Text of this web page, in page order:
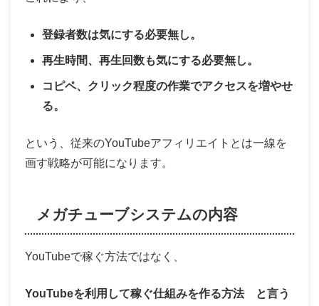
登録者数は気にする必要無し。
再生時間、再生回数も気にする必要無し。
コピペ、クリック程度の作業でアクセスを増やせ
る。
という、従来のYouTubeアフィリエイトとは一線を
画す戦略が可能になります。
メガチューブシステムの内容
YouTubeで稼ぐ方法ではなく、
YouTubeを利用して稼ぐ仕組みを作る方法 と言う